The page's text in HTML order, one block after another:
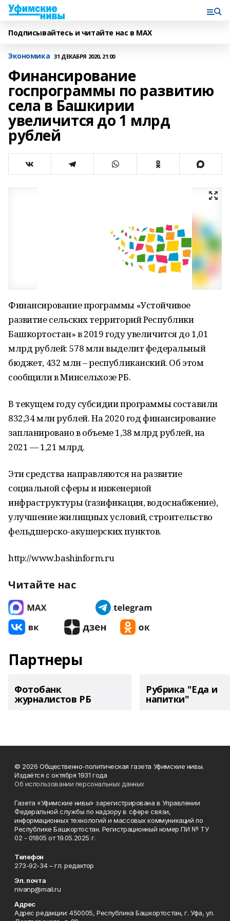
Подписывайтесь и читайте нас в MAX
Экономика 31 ДЕКАБРЯ 2020, 21:00
Финансирование
госпрограммы по развитию
села в Башкирии
увеличится до 1 млрд
рублей
Финансирование программы «Устойчивое
развитие сельских территорий Республики
Башкортостан» в 2019 году увеличится до 1,01
млрд рублей: 578 млн выделит федеральный
бюджет, 432 млн – республиканский. Об этом
сообщили в Минсельхозе РБ.
В текущем году субсидии программы составили
832,34 млн рублей. На 2020 год финансирование
запланировано в объеме 1,38 млрд рублей, на
2021 — 1,21 млрд.
Эти средства направляются на развитие
социальной сферы и инженерной
инфраструктуры (газификация, водоснабжение),
улучшение жилищных условий, строительство
фельдшерско-акушерских пунктов.
http://www.bashinform.ru
Читайте нас
Партнеры
Фотобанк
журналистов РБ
Рубрика "Еда и
напитки"
© 2026 Общественно-политическая газета Уфимские нивы.
Издаётся с октября 1931 года
Об использовании персональных данных
Газета «Уфимские нивы» зарегистрирована в Управлении
Федеральной службы по надзору в сфере связи,
информационных технологий и массовых коммуникаций по
Республике Башкортостан. Регистрационный номер ПИ № ТУ
02 - 01805 от 19.05.2025 г.
Телефон
273-92-34 – гл. редактор
Эл. почта
nivanp@mail.ru
Адрес
Адрес редакции: 450005, Республика Башкортостан, г. Уфа, ул.